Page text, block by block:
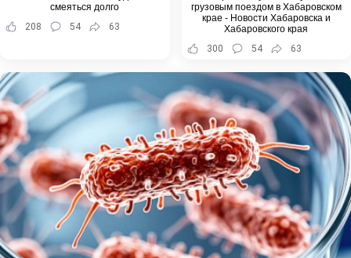
смеяться долго
208
54 63
грузовым поездом в Хабаровском
крае - Новости Хабаровска и
Хабаровского края
300
54 63